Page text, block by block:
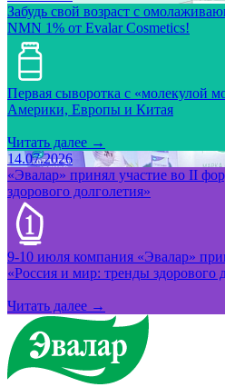
Забудь свой возраст с
NMN 1% от Evalar Cosmetics!
Первая сыворотка с «молекулой
Америки, Европы и Китая
Читать далее →
14.07.2026
«Эвалар» принял участие во II
здорового долголетия»
9-10 июля компания «Эвалар»
«Россия и мир: тренды здорового
Читать далее →